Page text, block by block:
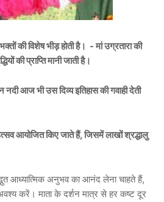
की विशेष भीड़ होती है। - मां उग्रतारा की
की प्राप्ति मानी जाती है।
नदी आज भी उस दिव्य इतिहास की गवाही देती
आयोजित किए जाते हैं, जिसमें लाखों श्रद्धालु
आध्यात्मिक अनुभव का आनंद लेना चाहते हैं,
अवश्य करें। माता के दर्शन मात्र से हर कष्ट दूर